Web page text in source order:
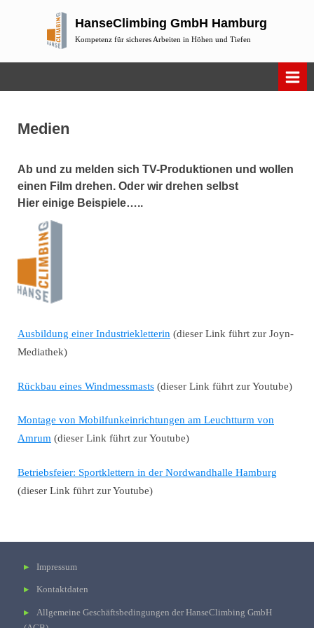
HanseClimbing GmbH Hamburg
Kompetenz für sicheres Arbeiten in Höhen und Tiefen
Medien
Ab und zu melden sich TV-Produktionen und wollen
einen Film drehen. Oder wir drehen selbst
Hier einige Beispiele…..
Ausbildung einer Industriekletterin (dieser Link führt zur Joyn-
Mediathek)
Rückbau eines Windmessmasts (dieser Link führt zur Youtube)
Montage von Mobilfunkeinrichtungen am Leuchtturm von
Amrum (dieser Link führt zur Youtube)
Betriebsfeier: Sportklettern in der Nordwandhalle Hamburg
(dieser Link führt zur Youtube)
Impressum
Kontaktdaten
Allgemeine Geschäftsbedingungen der HanseClimbing GmbH